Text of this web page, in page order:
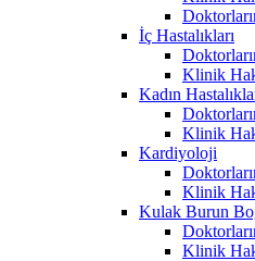
İç Hastalıkları
Klinik
Kadın
Klinik
Kardiyoloji
Klinik
Kulak Burun
Klinik